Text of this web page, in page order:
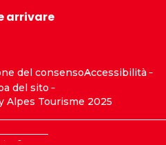
arrivare
del consensoAccessibilità
del sito
Alpes Tourisme 2025